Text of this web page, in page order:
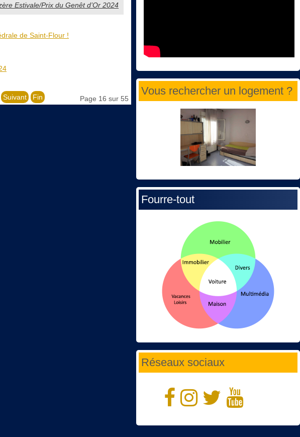
Estivale/Prix du Genêt d’Or 2024
de Saint-Flour !
Page 16 sur 55
Suivant Fin
Vous rechercher un logement ?
Fourre-tout
Réseaux sociaux